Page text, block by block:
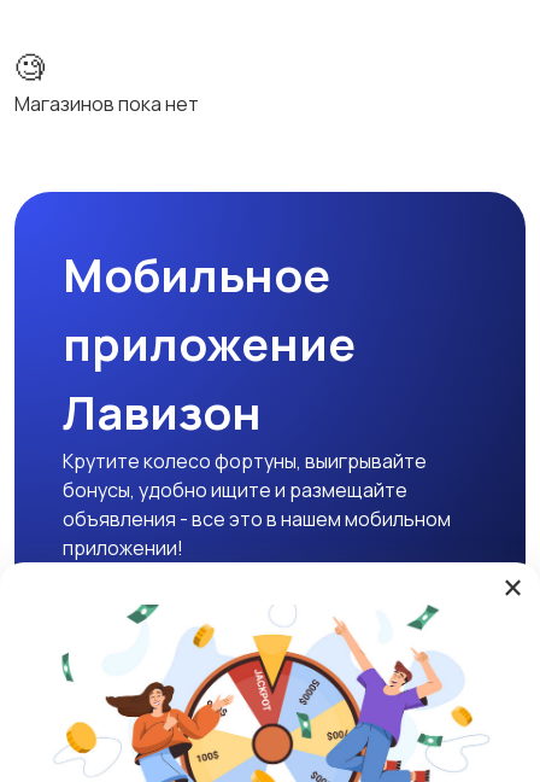
🧐
Магазинов пока нет
Мобильное
приложение
Лавизон
Крутите колесо фортуны, выигрывайте
бонусы, удобно ищите и размещайте
объявления - все это в нашем мобильном
приложении!
Скачать APK
Магазины Блог
О нас
×